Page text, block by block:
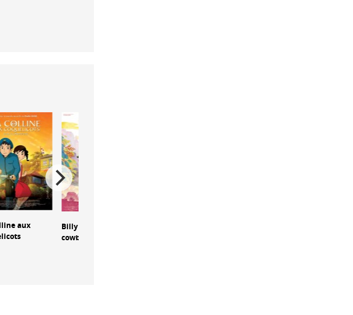
aux
Billy le hamster
cowboy